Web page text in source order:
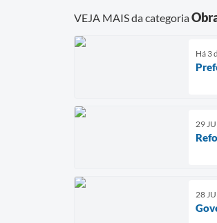
VEJA MAIS da categoria
Há 3
29
28